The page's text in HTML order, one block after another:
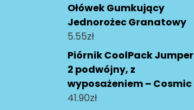
Ołówek Gumkujący
Jednorożec Granatowy
5.55zł
Piórnik CoolPack Jumper
2 podwójny, z
wyposażeniem – Cosmic
41.90zł